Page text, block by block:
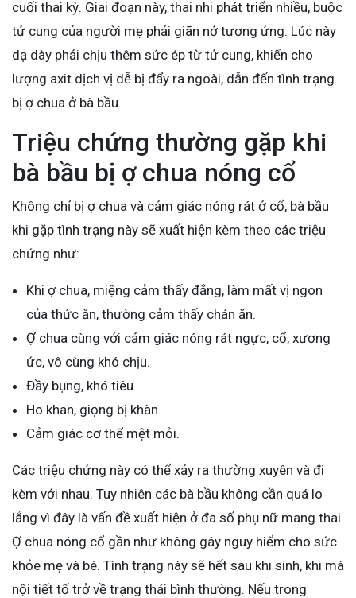
cuối thai kỳ. Giai đoạn này, thai nhi phát triển nhiều, buộc
tử cung của người mẹ phải giãn nở tương ứng. Lúc này
dạ dày phải chịu thêm sức ép từ tử cung, khiến cho
lượng axit dịch vị dễ bị đẩy ra ngoài, dẫn đến tình trạng
bị ợ chua ở bà bầu.
Triệu chứng thường gặp khi
bà bầu bị ợ chua nóng cổ
Không chỉ bị ợ chua và cảm giác nóng rát ở cổ, bà bầu
khi gặp tình trạng này sẽ xuất hiện kèm theo các triệu
chứng như:
Khi ợ chua, miệng cảm thấy đắng, làm mất vị ngon
của thức ăn, thường cảm thấy chán ăn.
Ợ chua cùng với cảm giác nóng rát ngực, cổ, xương
ức, vô cùng khó chịu.
Đầy bụng, khó tiêu
Ho khan, giọng bị khàn.
Cảm giác cơ thể mệt mỏi.
Các triệu chứng này có thể xảy ra thường xuyên và đi
kèm với nhau. Tuy nhiên các bà bầu không cần quá lo
lắng vì đây là vấn đề xuất hiện ở đa số phụ nữ mang thai.
Ợ chua nóng cổ gần như không gây nguy hiểm cho sức
khỏe mẹ và bé. Tình trạng này sẽ hết sau khi sinh, khi mà
nội tiết tố trở về trạng thái bình thường. Nếu trong